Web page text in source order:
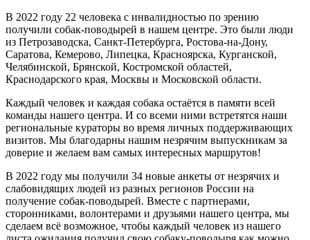
В 2022 году 22 человека с инвалидностью по зрению
получили собак-поводырей в нашем центре. Это были люди
из Петрозаводска, Санкт-Петербурга, Ростова-на-Дону,
Саратова, Кемерово, Липецка, Красноярска, Курганской,
Челябинской, Брянской, Костромской областей,
Краснодарского края, Москвы и Московской области.
Каждый человек и каждая собака остаётся в памяти всей
команды нашего центра. И со всеми ними встретятся наши
региональные кураторы во время личных поддерживающих
визитов. Мы благодарны нашим незрячим выпускникам за
доверие и желаем вам самых интересных маршрутов!
В 2022 году мы получили 34 новые анкеты от незрячих и
слабовидящих людей из разных регионов России на
получение собак-поводырей. Вместе с партнерами,
сторонниками, волонтерами и друзьями нашего центра, мы
сделаем всё возможное, чтобы каждый человек из нашего